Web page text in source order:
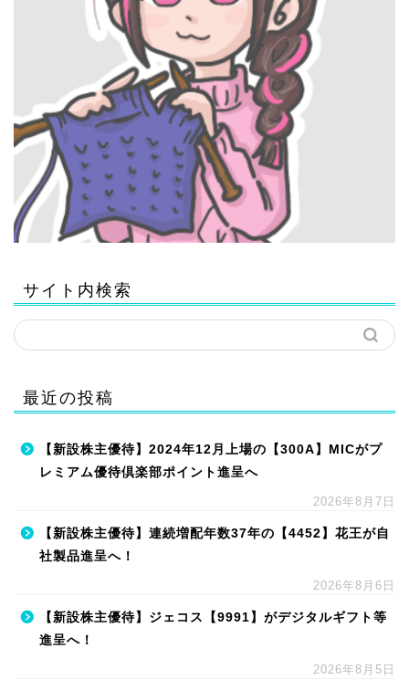
サイト内検索
最近の投稿
【新設株主優待】2024年12月上場の【300A】MICがプ
レミアム優待倶楽部ポイント進呈へ
2026年8月7日
【新設株主優待】連続増配年数37年の【4452】花王が自
社製品進呈へ！
2026年8月6日
【新設株主優待】ジェコス【9991】がデジタルギフト等
進呈へ！
2026年8月5日